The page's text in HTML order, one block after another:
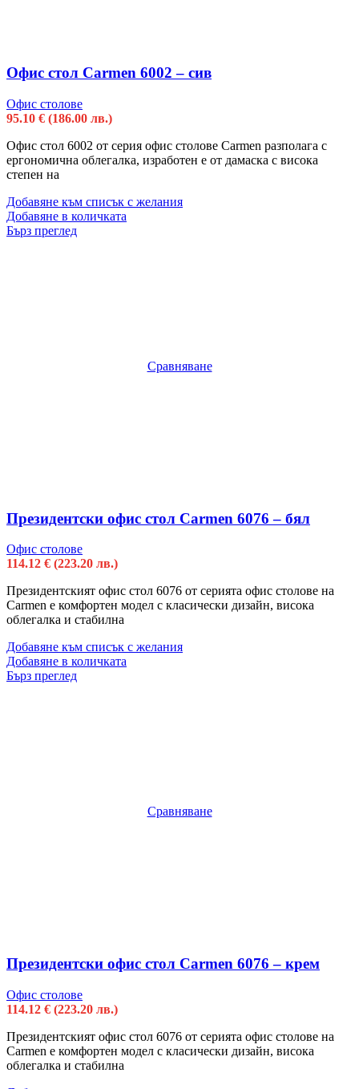
Офис стол Carmen 6002 – сив
Офис столове
95.10 € (186.00 лв.)
Офис стол 6002 от серия офис столове Carmen разполага с
ергономична облегалка, изработен е от дамаска с висока
степен на
Добавяне към списък с желания
Добавяне в количката
Бърз преглед
Сравняване
Президентски офис стол Carmen 6076 – бял
Офис столове
114.12 € (223.20 лв.)
Президентският офис стол 6076 от серията офис столове на
Carmen е комфортен модел с класически дизайн, висока
облегалка и стабилна
Добавяне към списък с желания
Добавяне в количката
Бърз преглед
Сравняване
Президентски офис стол Carmen 6076 – крем
Офис столове
114.12 € (223.20 лв.)
Президентският офис стол 6076 от серията офис столове на
Carmen е комфортен модел с класически дизайн, висока
облегалка и стабилна